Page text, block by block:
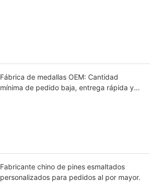
Fábrica de medallas OEM: Cantidad
mínima de pedido baja, entrega rápida y
Fabricante chino de pines esmaltados
personalizados para pedidos al por mayor.